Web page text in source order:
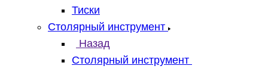
Тиски
Столярный инструмент
Назад
Столярный инструмент